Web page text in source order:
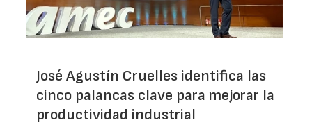
José Agustín Cruelles identifica las
cinco palancas clave para mejorar la
productividad industrial